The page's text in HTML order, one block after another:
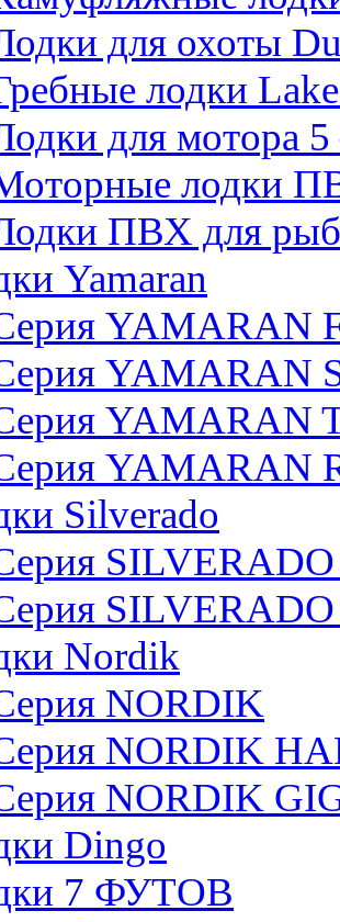
для охоты
лодки
для мотора
лодки
ПВХ для
Yamaran
YAMARAN
YAMARAN
YAMARAN
YAMARAN
Silverado
SILVERADO
Nordik
NORDIK
NORDIK
NORDIK
Dingo
7 ФУТОВ